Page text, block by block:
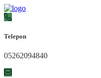
Telepon
05262094840